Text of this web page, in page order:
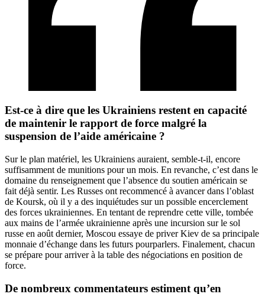
Est-ce à dire que les Ukrainiens restent en capacité
de maintenir le rapport de force malgré la
suspension de l’aide américaine ?
Sur le plan matériel, les Ukrainiens auraient, semble-t-il, encore
suffisamment de munitions pour un mois. En revanche, c’est dans le
domaine du renseignement que l’absence du soutien américain se
fait déjà sentir. Les Russes ont recommencé à avancer dans l’oblast
de Koursk, où il y a des inquiétudes sur un possible encerclement
des forces ukrainiennes. En tentant de reprendre cette ville, tombée
aux mains de l’armée ukrainienne après une incursion sur le sol
russe en août dernier, Moscou essaye de priver Kiev de sa principale
monnaie d’échange dans les futurs pourparlers. Finalement, chacun
se prépare pour arriver à la table des négociations en position de
force.
De nombreux commentateurs estiment qu’en